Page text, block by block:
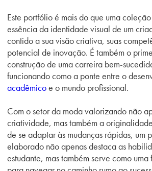
Este portfólio é mais do que uma
essência da identidade visual de um
contido a sua visão criativa, suas
potencial de inovação. É também o
construção de uma carreira bem-
funcionando como a ponte entre o
acadêmicoe o mundo profissional.
Com o setor da moda valorizando não
criatividade, mas também a
de se adaptar às mudanças rápidas, um
elaborado não apenas destaca as
estudante, mas também serve como